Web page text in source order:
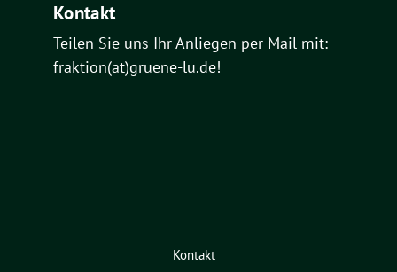
Kontakt
Teilen Sie uns Ihr Anliegen per Mail mit:
fraktion(at)gruene-lu.de!
Kontakt